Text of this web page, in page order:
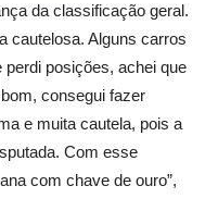
da classificação geral.
cautelosa. Alguns carros
posições, achei que
consegui fazer
e muita cautela, pois a
Com esse
com chave de ouro”,